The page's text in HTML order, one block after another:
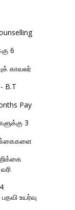
6
காவலர்
B.T
Pay
3
உயர்வு